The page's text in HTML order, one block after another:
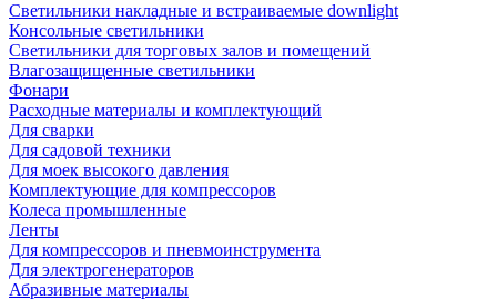
Светильники накладные и встраиваемые downlight
Консольные светильники
Светильники для торговых залов и помещений
Влагозащищенные светильники
Фонари
Расходные материалы и комплектующий
Для сварки
Для садовой техники
Для моек высокого давления
Комплектующие для компрессоров
Колеса промышленные
Ленты
Для компрессоров и пневмоинструмента
Для электрогенераторов
Абразивные материалы